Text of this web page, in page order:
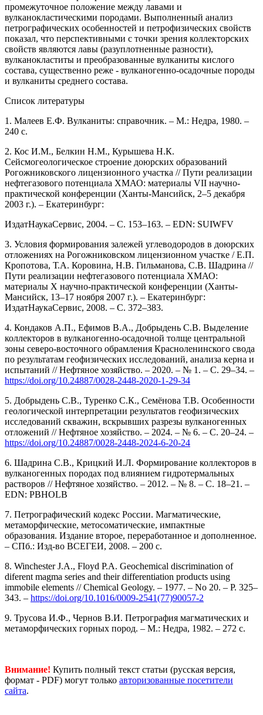
промежуточное положение между лавами и
вулканокластическими породами. Выполненный анализ
петрографических особенностей и петрофизических свойств
показал, что перспективными с точки зрения коллекторских
свойств являются лавы (разуплотненные разности),
вулканокластиты и преобразованные вулканиты кислого
состава, существенно реже - вулканогенно-осадочные породы
и вулканиты среднего состава.
Список литературы
1. Малеев Е.Ф. Вулканиты: справочник. – М.: Недра, 1980. –
240 с.
2. Кос И.М., Белкин Н.М., Курышева Н.К.
Сейсмогеологическое строение доюрских образований
Рогожниковского лицензионного участка // Пути реализации
нефтегазового потенциала ХМАО: материалы VII научно-
практической конференции (Ханты-Мансийск, 2–5 декабря
2003 г.). – Екатеринбург:
ИздатНаукаСервис, 2004. – С. 153–163. – EDN: SUIWFV
3. Условия формирования залежей углеводородов в доюрских
отложениях на Рогожниковском лицензионном участке / Е.П.
Кропотова, Т.А. Коровина, Н.В. Гильманова, С.В. Шадрина //
Пути реализации нефтегазового потенциала ХМАО:
материалы X научно-практической конференции (Ханты-
Мансийск, 13–17 ноября 2007 г.). – Екатеринбург:
ИздатНаукаСервис, 2008. – С. 372–383.
4. Кондаков А.П., Ефимов В.А., Добрыдень С.В. Выделение
коллекторов в вулканогенно-осадочной толще центральной
зоны северо-восточного обрамления Красноленинского свода
по результатам геофизических исследований, анализа керна и
испытаний // Нефтяное хозяйство. – 2020. – № 1. – С. 29–34. –
https://doi.org/10.24887/0028-2448-2020-1-29-34
5. Добрыдень С.В., Туренко С.К., Семёнова Т.В. Особенности
геологической интерпретации результатов геофизических
исследований скважин, вскрывших разрезы вулканогенных
отложений // Нефтяное хозяйство. – 2024. – № 6. – С. 20–24. –
https://doi.org/10.24887/0028-2448-2024-6-20-24
6. Шадрина С.В., Крицкий И.Л. Формирование коллекторов в
вулканогенных породах под влиянием гидротермальных
растворов // Нефтяное хозяйство. – 2012. – № 8. – С. 18–21. –
EDN: PBHOLB
7. Петрографический кодекс России. Магматические,
метаморфические, метосоматические, импактные
образования. Издание второе, переработанное и допол­ненное.
– СПб.: Изд-во ВСЕГЕИ, 2008. – 200 с.
8. Winchester J.A., Floyd P.A. Geochemical discrimination of
diferent magma series and their differentiation products using
immobile elements // Chemical Geology. – 1977. – No 20. – P. 325–
343. – https://doi.org/10.1016/0009-2541(77)90057-2
9. Трусова И.Ф., Чернов В.И. Петрография магматических и
метаморфических горных пород. – М.: Недра, 1982. – 272 с.
Внимание! Купить полный текст статьи (русская версия,
формат - PDF) могут только авторизованные посетители
сайта.